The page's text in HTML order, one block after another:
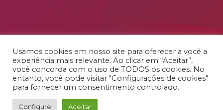
Desenvolvido por RSamurai
Usamos cookies em nosso site para oferecer a você a
experiência mais relevante. Ao clicar em “Aceitar”,
você concorda com o uso de TODOS os cookies. No
entanto, você pode visitar "Configurações de cookies"
para fornecer um consentimento controlado.
Configure Aceitar